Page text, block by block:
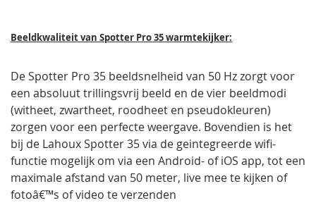
Beeldkwaliteit van Spotter Pro 35 warmtekijker:
De Spotter Pro 35 beeldsnelheid van 50 Hz zorgt voor
een absoluut trillingsvrij beeld en de vier beeldmodi
(witheet, zwartheet, roodheet en pseudokleuren)
zorgen voor een perfecte weergave. Bovendien is het
bij de Lahoux Spotter 35 via de geintegreerde wifi-
functie mogelijk om via een Android- of iOS app, tot een
maximale afstand van 50 meter, live mee te kijken of
fotoâ€™s of video te verzenden